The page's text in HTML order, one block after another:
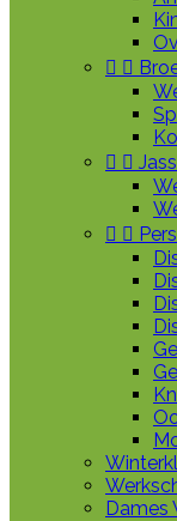
 
 
 
Dames